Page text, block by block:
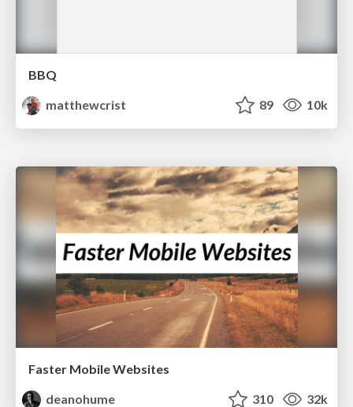
BBQ
matthewcrist
89 10k
Faster Mobile Websites
deanohume
310 32k